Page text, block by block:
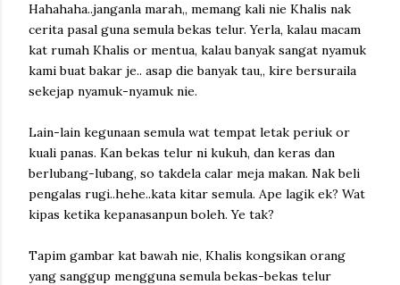
Hahahaha..janganla marah,, memang kali nie Khalis nak
cerita pasal guna semula bekas telur. Yerla, kalau macam
kat rumah Khalis or mentua, kalau banyak sangat nyamuk
kami buat bakar je.. asap die banyak tau,, kire bersuraila
sekejap nyamuk-nyamuk nie.
Lain-lain kegunaan semula wat tempat letak periuk or
kuali panas. Kan bekas telur ni kukuh, dan keras dan
berlubang-lubang, so takdela calar meja makan. Nak beli
pengalas rugi..hehe..kata kitar semula. Ape lagik ek? Wat
kipas ketika kepanasanpun boleh. Ye tak?
Tapim gambar kat bawah nie, Khalis kongsikan orang
yang sanggup mengguna semula bekas-bekas telur